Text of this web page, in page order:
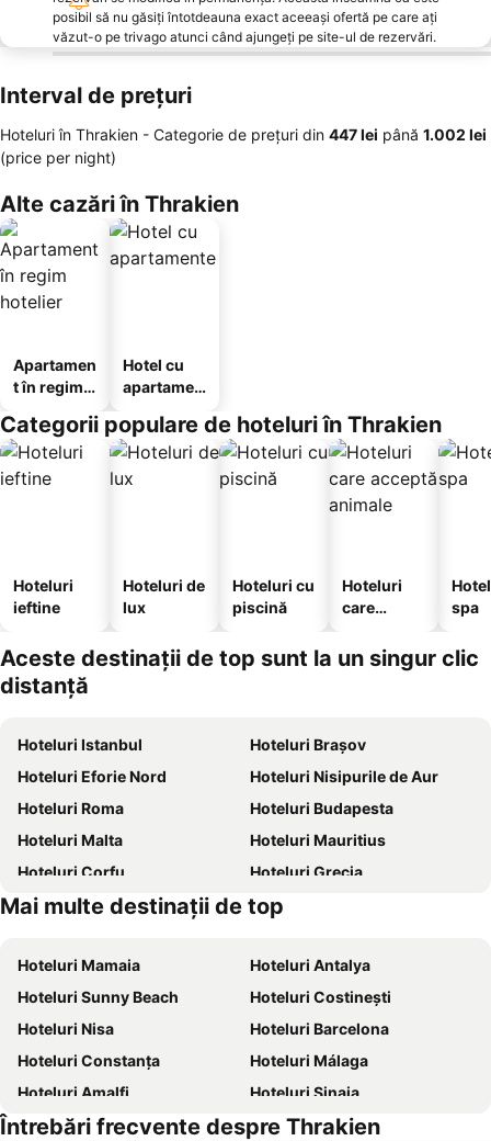
posibil să nu găsiți întotdeauna exact aceeași ofertă pe care ați
văzut-o pe trivago atunci când ajungeți pe site-ul de rezervări.
Interval de prețuri
Hoteluri în Thrakien - Categorie de preţuri din ‎447 lei până ‎1.002 lei
(price per night)
Alte cazări în Thrakien
Apartamen
t în regim
Hotel cu
apartamen
Categorii populare de hoteluri în Thrakien
Hoteluri
ieftine
Hoteluri de
lux
Hoteluri cu
piscină
Hoteluri
care
animale
spa
Aceste destinații de top sunt la un singur clic
distanță
Hoteluri Istanbul
Hoteluri Brașov
Hoteluri Eforie Nord
Hoteluri Nisipurile de Aur
Hoteluri Roma
Hoteluri Budapesta
Hoteluri Malta
Hoteluri Mauritius
Hoteluri Corfu
Hoteluri Grecia
Hoteluri Litoral Bulgaria
Hoteluri Chalkidiki
Mai multe destinații de top
Hoteluri Mamaia
Hoteluri Antalya
Hoteluri Sunny Beach
Hoteluri Costinești
Hoteluri Nisa
Hoteluri Barcelona
Hoteluri Constanța
Hoteluri Málaga
Hoteluri Amalfi
Hoteluri Sinaia
Hoteluri Bari
Hoteluri Eforie Sud
Întrebări frecvente despre Thrakien